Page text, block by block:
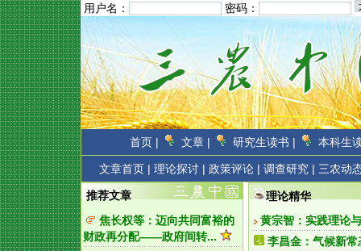
用户名： 密码：
首页 | 文章 | 研究生读书 | 本科生
文章首页 | 理论探讨 | 政策评论 | 调查研究 | 三农动
理论精华
黄宗智：实践理论
李昌金：气候新
推荐文章
焦长权等：迈向共同富裕的
财政再分配——政府间转...